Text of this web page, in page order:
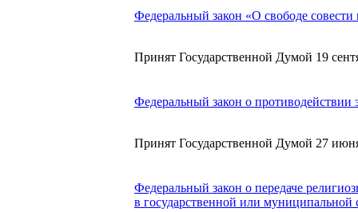
Федеральный закон «О свободе
Принят Государственной Думой 19
Федеральный закон о противодействии
Принят Государственной Думой 27
Федеральный закон о передаче
в государственной или муниципальной